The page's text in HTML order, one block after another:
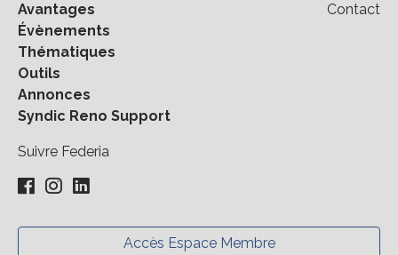
Avantages
Évènements
Thématiques
Outils
Annonces
Syndic Reno Support
Contact
Suivre Federia
Accès Espace Membre